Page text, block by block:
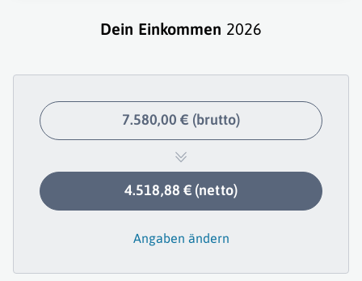
Dein Einkommen 2026
7.580,00 € (brutto)
4.518,88 € (netto)
Angaben ändern